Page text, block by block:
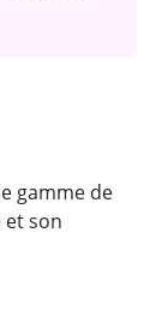
gamme de
et son